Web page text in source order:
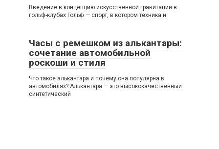
Введение в концепцию искусственной гравитации в
гольф-клубах Гольф — спорт, в котором техника и
Часы с ремешком из алькантары:
сочетание автомобильной
роскоши и стиля
Что такое алькантара и почему она популярна в
автомобилях? Алькантара — это высококачественный
синтетический